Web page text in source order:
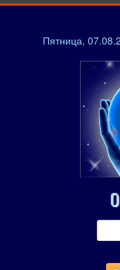
Пятница,